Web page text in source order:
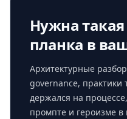
Нужна
планка в
Архитектурные
governance, практики
держался на
промпте и героизме в